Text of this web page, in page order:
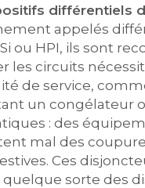
différentiels
appelés
ou HPI, ils sont
les circuits
de service,
un congélateur
: des
mal des
Ces
quelque sorte des